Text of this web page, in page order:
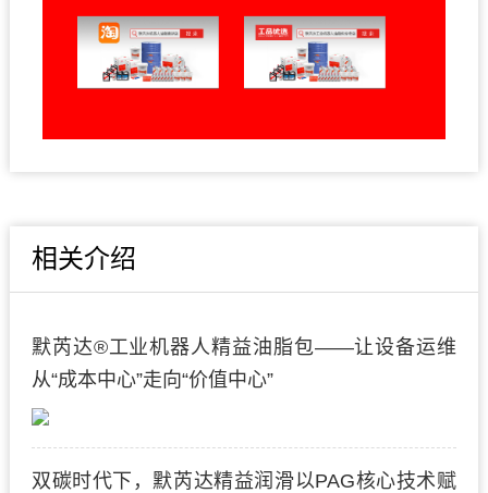
相关介绍
默芮达®工业机器人精益油脂包——让设备运维
从“成本中心”走向“价值中心”
双碳时代下，默芮达精益润滑以PAG核心技术赋